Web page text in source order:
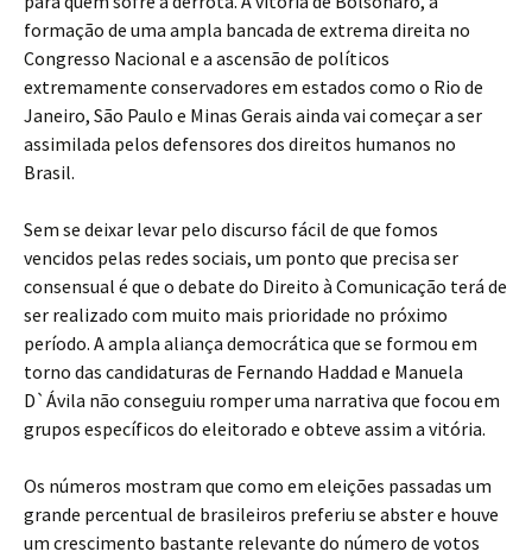
formação de uma ampla bancada de extrema direita no
Congresso Nacional e a ascensão de políticos
extremamente conservadores em estados como o Rio de
Janeiro, São Paulo e Minas Gerais ainda vai começar a ser
assimilada pelos defensores dos direitos humanos no
Brasil.
Sem se deixar levar pelo discurso fácil de que fomos
vencidos pelas redes sociais, um ponto que precisa ser
consensual é que o debate do Direito à Comunicação terá de
ser realizado com muito mais prioridade no próximo
período. A ampla aliança democrática que se formou em
torno das candidaturas de Fernando Haddad e Manuela
D`Ávila não conseguiu romper uma narrativa que focou em
grupos específicos do eleitorado e obteve assim a vitória.
Os números mostram que como em eleições passadas um
grande percentual de brasileiros preferiu se abster e houve
um crescimento bastante relevante do número de votos